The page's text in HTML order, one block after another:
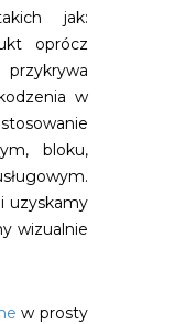
jak:
oprócz
w
bloku,
uzyskamy
wizualnie
w prosty